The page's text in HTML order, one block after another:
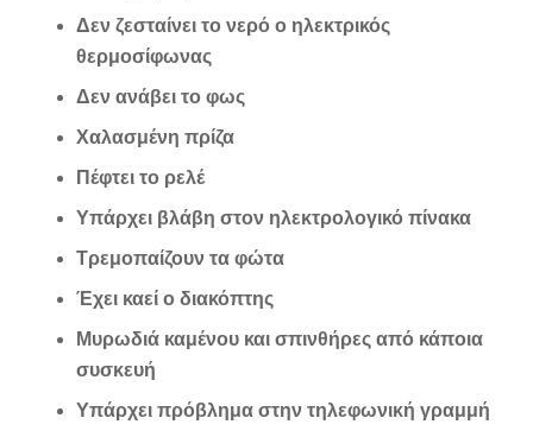
Δεν ζεσταίνει το νερό ο ηλεκτρικός
θερμοσίφωνας
Δεν ανάβει το φως
Χαλασμένη πρίζα
Πέφτει το ρελέ
Υπάρχει βλάβη στον ηλεκτρολογικό πίνακα
Τρεμοπαίζουν τα φώτα
Έχει καεί ο διακόπτης
Μυρωδιά καμένου και σπινθήρες από κάποια
συσκευή
Υπάρχει πρόβλημα στην τηλεφωνική γραμμή